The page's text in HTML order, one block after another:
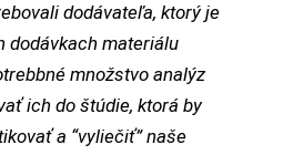
dodávateľa, ktorý je
dodávkach materiálu
množstvo analýz
ich do štúdie, ktorá by
a “vyliečiť” naše